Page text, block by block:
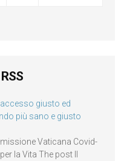
accesso giusto ed
più sano e giusto
Vaticana Covid-
la Vita The post Il